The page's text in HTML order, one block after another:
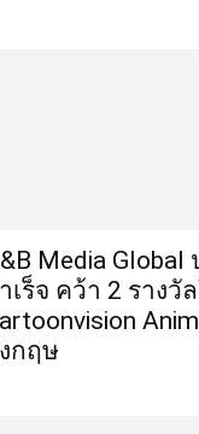
Media Global
เร็จ คว้า 2 รางวั
กฤษ